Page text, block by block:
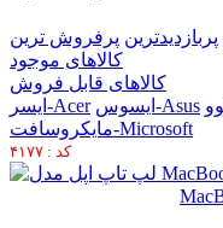
پربازدیدترین پرفروش ترین
کالاهای موجود
کالاهای قابل فروش
ایسر-Acer
ایسوس-Asus
مایکروسافت-Microsoft
کد : ۴۱۷۷